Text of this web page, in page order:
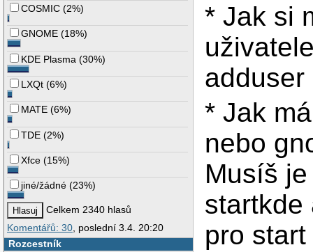
COSMIC (2%)
GNOME (18%)
KDE Plasma (30%)
LXQt (6%)
MATE (6%)
TDE (2%)
Xfce (15%)
jiné/žádné (23%)
Celkem 2340 hlasů
Komentářů: 30 , poslední 3.4. 20:20
Rozcestník
* Jak si
adduser
* Jak
nebo
Musíš
startkde
pro